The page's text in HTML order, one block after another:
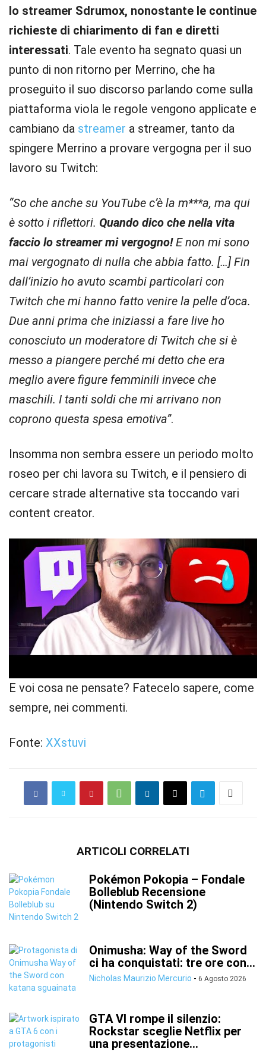
lo streamer Sdrumox, nonostante le continue
richieste di chiarimento di fan e diretti
interessati. Tale evento ha segnato quasi un
punto di non ritorno per Merrino, che ha
proseguito il suo discorso parlando come sulla
piattaforma viola le regole vengono applicate e
cambiano da streamer a streamer, tanto da
spingere Merrino a provare vergogna per il suo
lavoro su Twitch:
“So che anche su YouTube c’è la m***a, ma qui
è sotto i riflettori. Quando dico che nella vita
faccio lo streamer mi vergogno!E non mi sono
mai vergognato di nulla che abbia fatto. […] Fin
dall’inizio ho avuto scambi particolari con
Twitch che mi hanno fatto venire la pelle d’oca.
Due anni prima che iniziassi a fare live ho
conosciuto un moderatore di Twitch che si è
messo a piangere perché mi detto che era
meglio avere figure femminili invece che
maschili. I tanti soldi che mi arrivano non
coprono questa spesa emotiva”.
Insomma non sembra essere un periodo molto
roseo per chi lavora su Twitch, e il pensiero di
cercare strade alternative sta toccando vari
content creator.
E voi cosa ne pensate? Fatecelo sapere, come
sempre, nei commenti.
Fonte: XXstuvi
ARTICOLI CORRELATI
Pokémon Pokopia – Fondale
Bolleblub Recensione
(Nintendo Switch 2)
Onimusha: Way of the Sword
ci ha conquistati: tre ore con...
Nicholas Maurizio Mercurio - 6 Agosto 2026
GTA VI rompe il silenzio:
Rockstar sceglie Netflix per
una presentazione...